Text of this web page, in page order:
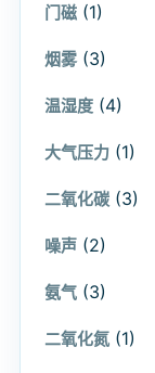
门磁 (1)
烟雾 (3)
温湿度 (4)
大气压力 (1)
二氧化碳 (3)
噪声 (2)
氨气 (3)
二氧化氮 (1)